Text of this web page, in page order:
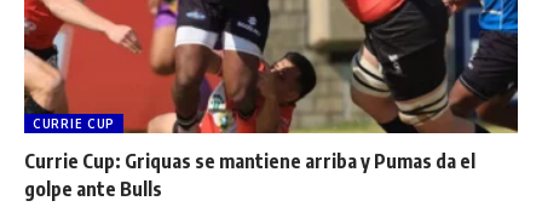
CURRIE CUP
Currie Cup: Griquas se mantiene arriba y Pumas da el
golpe ante Bulls